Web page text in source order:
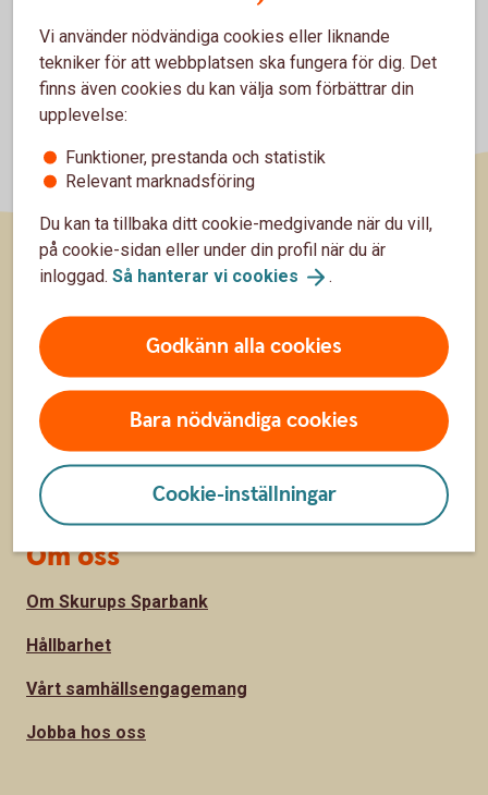
Vi använder nödvändiga cookies eller liknande
tekniker för att webbplatsen ska fungera för dig. Det
finns även cookies du kan välja som förbättrar din
upplevelse:
Funktioner, prestanda och statistik
Relevant marknadsföring
Du kan ta tillbaka ditt cookie-medgivande när du vill,
på cookie-sidan eller under din profil när du är
inloggad. Så hanterar vi cookies .
Godkänn alla cookies
Bara nödvändiga cookies
Cookie-inställningar
Sidfot
Hitta snabbt
Kontakta oss
Spärrhjälp
Hitta till oss
Priser, räntor och kurser
Om oss
Om Skurups Sparbank
Hållbarhet
Vårt samhällsengagemang
Jobba hos oss